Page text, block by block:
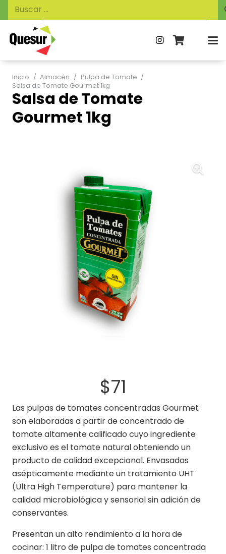
de
productos
Buscar:
Inicio / Almacén / Pulpa de Tomate /
Salsa de Tomate Gourmet 1kg
Salsa de Tomate
Gourmet 1kg
$71
Las pulpas de tomates concentradas Gourmet
son elaboradas a partir de concentrado de
tomate altamente calificado cuyo ingrediente
exclusivo es el tomate natural obteniendo un
producto de calidad excepcional. Envasadas
asépticamente mediante un tratamiento UHT
(Ultra High Temperature) para mantener la
calidad microbiológica y sensorial sin adición de
conservantes.
Presentan un alto rendimiento a la hora de
cocinar: 1 litro de pulpa de tomates concentrada